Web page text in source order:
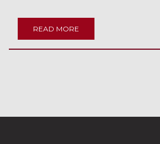
READ MORE